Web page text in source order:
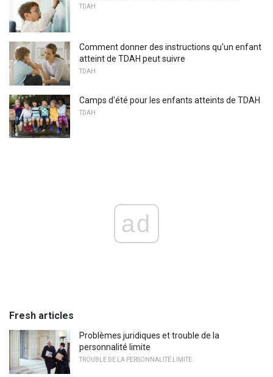
TDAH
Comment donner des instructions qu'un enfant
atteint de TDAH peut suivre
TDAH
Camps d'été pour les enfants atteints de TDAH
TDAH
ad
Fresh articles
Problèmes juridiques et trouble de la
personnalité limite
TROUBLE DE LA PERSONNALITÉ LIMITE